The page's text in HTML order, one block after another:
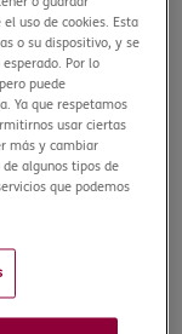
ofrece
y
sus
a los viajeros
uso de cookies. Esta
o su dispositivo, y se
Por lo
puede
Ya que respetamos
usar ciertas
más y cambiar
algunos tipos de
que podemos